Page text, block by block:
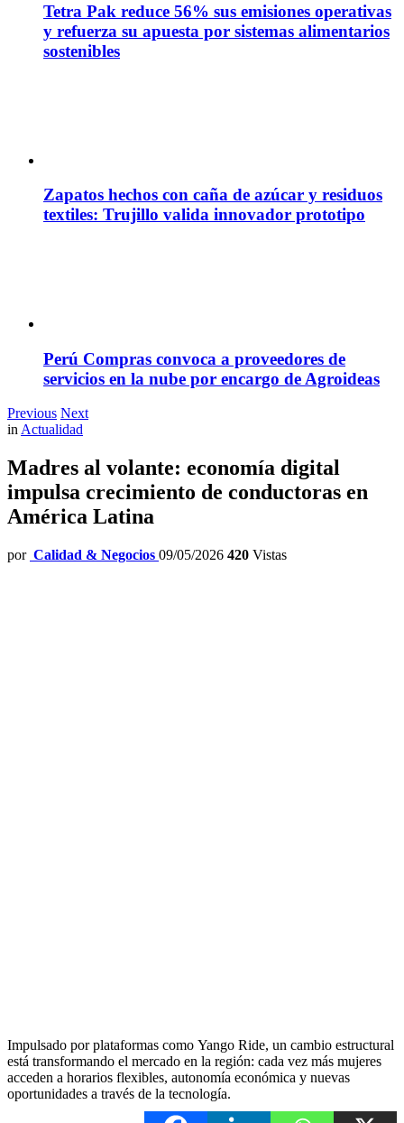
Tetra Pak reduce 56% sus emisiones operativas
y refuerza su apuesta por sistemas alimentarios
sostenibles
Zapatos hechos con caña de azúcar y residuos
textiles: Trujillo valida innovador prototipo
Perú Compras convoca a proveedores de
servicios en la nube por encargo de Agroideas
Previous Next
inActualidad
Madres al volante: economía digital
impulsa crecimiento de conductoras en
América Latina
por Calidad & Negocios 09/05/2026 420 Vistas
Impulsado por plataformas como Yango Ride, un cambio estructural
está transformando el mercado en la región: cada vez más mujeres
acceden a horarios flexibles, autonomía económica y nuevas
oportunidades a través de la tecnología.